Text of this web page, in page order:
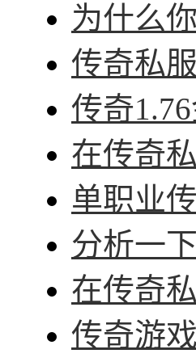
为什么
传奇私
传奇
在传奇
单职业
分析一
在传奇
传奇游